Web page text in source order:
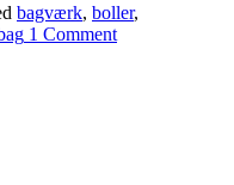
bagværk, boller,
1 Comment